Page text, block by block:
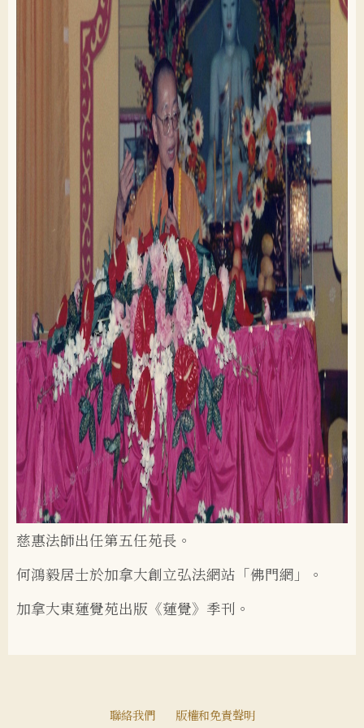
慈惠法師出任第五任苑長。
何鴻毅居士於加拿大創立弘法網站「佛門網」。
加拿大東蓮覺苑出版《蓮覺》季刊。
聯絡我們
版權和免責聲明